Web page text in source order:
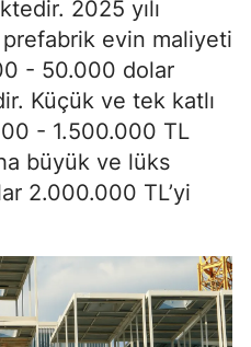
2025 yılı
evin maliyeti
- 50.000 dolar
Küçük ve tek katlı
- 1.500.000 TL
büyük ve lüks
2.000.000 TL’yi